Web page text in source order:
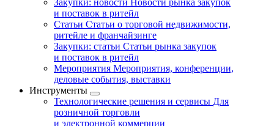
Закупки: новости Новости рынка закупок
и поставок в ритейл
Статьи Статьи о торговой недвижимости,
ритейле и франчайзинге
Закупки: статьи Статьи рынка закупок
и поставок в ритейл
Мероприятия Мероприятия, конференции,
деловые события, выставки
Инструменты
Технологические решения и сервисы Для
розничной торговли
и электронной коммерции